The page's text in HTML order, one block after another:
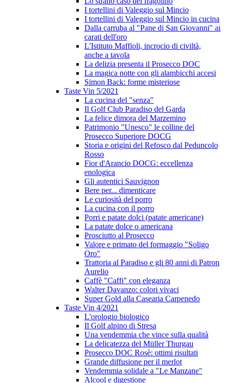
I tortellini di Valeggio sul Mincio
I tortellini di Valeggio sul Mincio in cucina
Dalla carruba al "Pane di San Giovanni" ai
carati dell'oro
L'Istituto Maffioli, incrocio di civiltà,
anche a tavola
La delizia presenta il Prosecco DOC
La magica notte con gli alambicchi accesi
Simon Back: forme misteriose
Taste Vin 5/2021
La cucina del "senza"
Il Golf Club Paradiso del Garda
La felice dimora del Marzemino
Patrimonio "Unesco" le colline del
Prosecco Superiore DOCG
Storia e origini del Refosco dal Peduncolo
Rosso
Fior d'Arancio DOCG: eccellenza
enologica
Gli autentici Sauvignon
Bere per... dimenticare
Le curiosità del porro
La cucina con il porro
Porri e patate dolci (patate americane)
La patate dolce o americana
Prosciutto al Prosecco
Valore e primato del formaggio "Soligo
Oro"
Trattoria al Paradiso e gli 80 anni di Patron
Aurelio
Caffè "Caffi" con eleganza
Walter Davanzo: colori vivaci
Super Gold alla Casearia Carpenedo
Taste Vin 4/2021
L'orologio biologico
Il Golf alpino di Stresa
Una vendemmia che vince sulla qualità
La delicatezza del Müller Thurgau
Prosecco DOC Rosè: ottimi risultati
Grande diffusione per il merlot
Vendemmia solidale a "Le Manzane"
Alcool e digestione